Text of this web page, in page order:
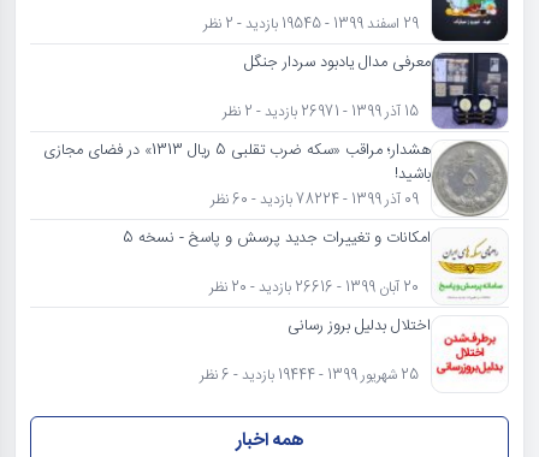
29 اسفند 1399 - 19545 بازدید - 2 نظر
معرفی مدال یادبود سردار جنگل
15 آذر 1399 - 26971 بازدید - 2 نظر
هشدار؛ مراقب «سکه ضرب تقلبی 5 ریال 1313» در فضای مجازی
باشید!
09 آذر 1399 - 78224 بازدید - 60 نظر
امکانات و تغییرات جدید پرسش و پاسخ - نسخه 5
20 آبان 1399 - 26616 بازدید - 20 نظر
اختلال بدلیل بروز رسانی
25 شهریور 1399 - 19444 بازدید - 6 نظر
همه اخبار